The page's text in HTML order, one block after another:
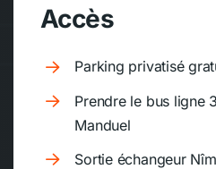
Accès
Parking privatisé
Prendre le bus ligne
Manduel
Sortie échangeur